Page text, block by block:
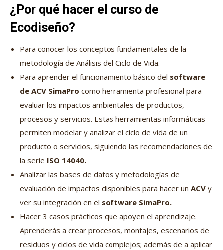
¿Por qué hacer el curso de
Ecodiseño?
Para conocer los conceptos fundamentales de la
metodología de Análisis del Ciclo de Vida.
Para aprender el funcionamiento básico del software
de ACV SimaPro como herramienta profesional para
evaluar los impactos ambientales de productos,
procesos y servicios. Estas herramientas informáticas
permiten modelar y analizar el ciclo de vida de un
producto o servicios, siguiendo las recomendaciones de
la serie ISO 14040.
Analizar las bases de datos y metodologías de
evaluación de impactos disponibles para hacer un ACV y
ver su integración en el software SimaPro.
Hacer 3 casos prácticos que apoyen el aprendizaje.
Aprenderás a crear procesos, montajes, escenarios de
residuos y ciclos de vida complejos; además de a aplicar